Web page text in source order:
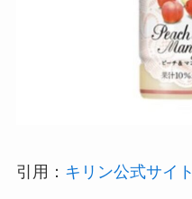
引用： キリン公式サイト